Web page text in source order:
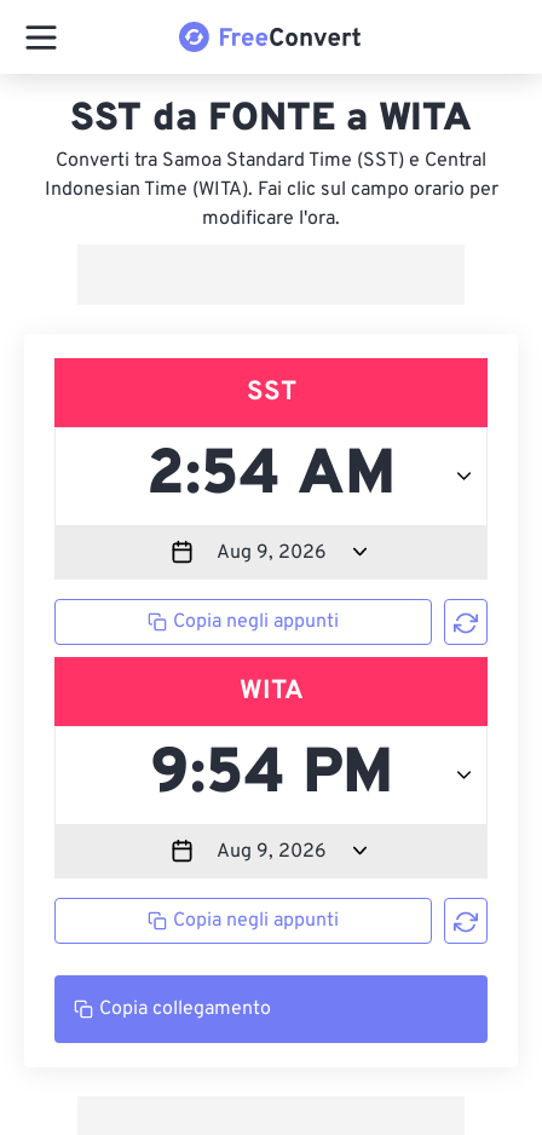
SST da FONTE a WITA
Converti tra Samoa Standard Time (SST) e Central
Indonesian Time (WITA). Fai clic sul campo orario per
modificare l'ora.
SST
Copia negli appunti
WITA
Copia negli appunti
Copia collegamento